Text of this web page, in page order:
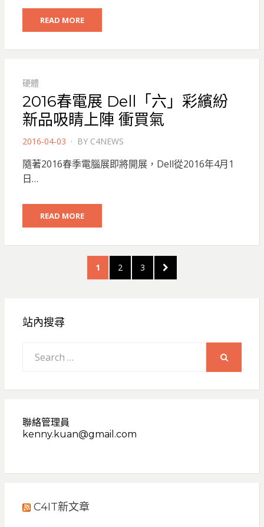
READ MORE
硬體
2016春電展 Dell「六」彩繽紛
新品吸睛上陣 衝買氣
POSTED
2016-04-03 BY C4NEWS
隨著2016春季電腦展即將開展，Dell從2016年4月1
日…
READ MORE
PAGE
1 PAGE
2 PAGE
3
NEXT
PAGE
站內搜尋
for:
聯絡管理員
kenny.kuan@gmail.com
C4IT新文章